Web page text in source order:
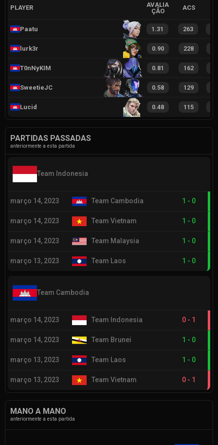
PLAYER
AVALIA
ÇÃO
ACS
Paatu 1.31 263
lurk3r 0.90 228
T0nNyKIM 0.81 162
SweetieJC 0.58 129
Lucid 0.48 115
PARTIDAS PASSADAS
anteriormente a esta partida
Team Indonesia
março 14, 2023 Team Cambodia 1 - 0
março 14, 2023 Team Vietnam 1 - 0
março 14, 2023 Team Malaysia 1 - 0
março 13, 2023 Team Laos 1 - 0
Team Cambodia
março 14, 2023 Team Indonesia 0 - 1
março 14, 2023 Team Brunei 1 - 0
março 13, 2023 Team Laos 1 - 0
março 13, 2023 Team Vietnam 0 - 1
MANO A MANO
anteriormente a esta partida